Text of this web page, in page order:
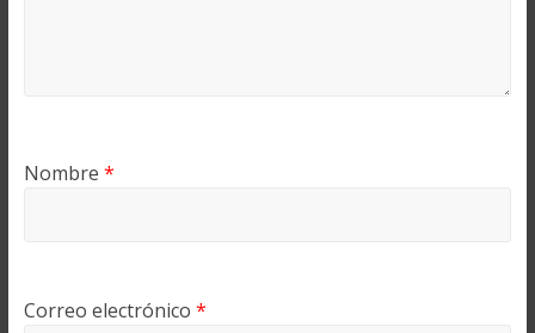
Nombre *
Correo electrónico *